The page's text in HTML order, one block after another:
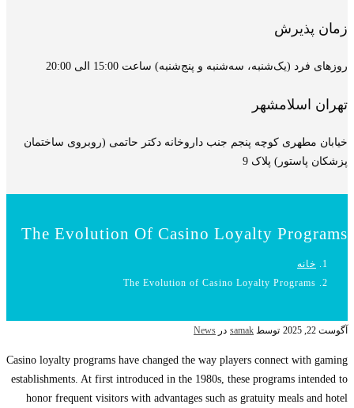
زمان پذیرش
روزهای فرد (یک‌شنبه، سه‌شنبه و پنج‌شنبه) ساعت 15:00 الی 20:00
تهران اسلامشهر
خیابان مطهری کوچه پنجم جنب داروخانه دکتر حاتمی (روبروی ساختمان
پزشکان پاستور) پلاک 9
The Evolution Of Casino Loyalty Programs
خانه
The Evolution of Casino Loyalty Programs
آگوست 22, 2025 توسط samak در News
Casino loyalty programs have changed the way players connect with gaming
establishments. At first introduced in the 1980s, these programs intended to
honor frequent visitors with advantages such as gratuity meals and hotel